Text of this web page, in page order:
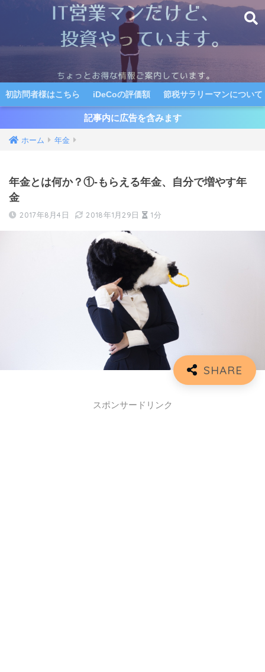
初訪問者様はこちら iDeCoの評価額 節税サラリーマンについて
記事内に広告を含みます
ホーム 年金
年金とは何か？①-もらえる年金、自分で増やす年
金
2017年8月4日 2018年1月29日 1分
スポンサードリンク